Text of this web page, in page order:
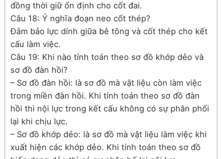
đồng thời giữ ổn định cho cốt đai.
Câu 18: Ý nghĩa đoạn neo cốt thép?
Đảm bảo lực dính giữa bê tông và cốt thép cho kết
cấu làm việc.
Câu 19: Khi nào tính toán theo sơ đồ khớp dẻo và
sơ đồ đàn hồi?
– Sơ đồ đàn hồi: là sơ đồ mà vật liệu còn làm việc
trong miền đàn hồi. Khi tính toán theo sơ đồ đàn
hồi thì nội lực trong kết cấu không có sự phân phối
lại khi chịu lực.
– Sơ đồ khớp dẻo: là sơ đồ mà vật liệu làm việc khi
xuất hiện các khớp dẻo. Khi tính toán theo sơ đồ